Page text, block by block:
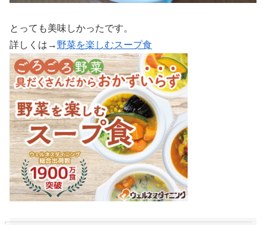
とっても美味しかったです。
詳しくは→ 野菜を楽しむスープ食